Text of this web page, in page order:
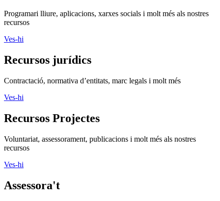
Programari lliure, aplicacions, xarxes socials i molt més als nostres
recursos
Ves-hi
Recursos jurídics
Contractació, normativa d’entitats, marc legals i molt més
Ves-hi
Recursos Projectes
Voluntariat, assessorament, publicacions i molt més als nostres
recursos
Ves-hi
Assessora't